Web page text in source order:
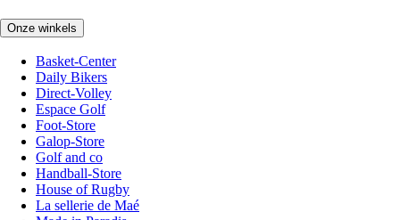
Onze winkels
Basket-Center
Daily Bikers
Direct-Volley
Espace Golf
Foot-Store
Galop-Store
Golf and co
Handball-Store
House of Rugby
La sellerie de Maé